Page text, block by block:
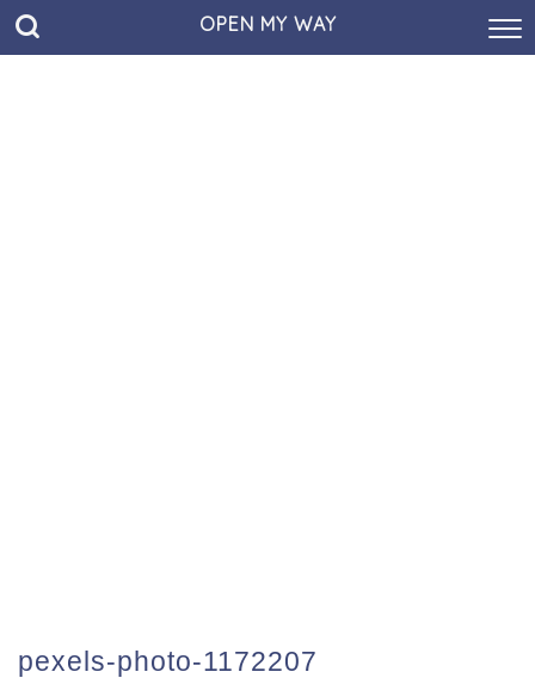
OPEN MY WAY
pexels-photo-1172207